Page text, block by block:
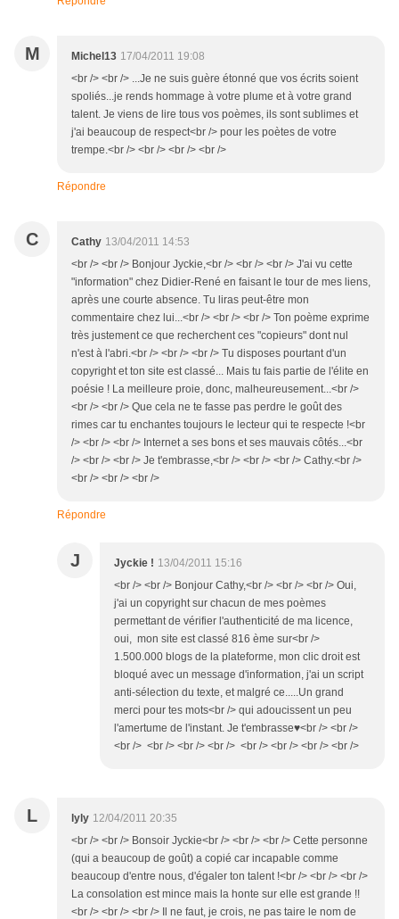
M Michel13 17/04/2011 19:08
<br /> <br /> ...Je ne suis guère étonné que vos écrits soient
spoliés...je rends hommage à votre plume et à votre grand
talent. Je viens de lire tous vos poèmes, ils sont sublimes et
j'ai beaucoup de respect<br /> pour les poètes de votre
trempe.<br /> <br /> <br /> <br />
Répondre
C Cathy 13/04/2011 14:53
<br /> <br /> Bonjour Jyckie,<br /> <br /> <br /> J'ai vu cette
"information" chez Didier-René en faisant le tour de mes liens,
après une courte absence. Tu liras peut-être mon
commentaire chez lui...<br /> <br /> <br /> Ton poème exprime
très justement ce que recherchent ces "copieurs" dont nul
n'est à l'abri.<br /> <br /> <br /> Tu disposes pourtant d'un
copyright et ton site est classé... Mais tu fais partie de l'élite en
poésie ! La meilleure proie, donc, malheureusement...<br />
<br /> <br /> Que cela ne te fasse pas perdre le goût des
rimes car tu enchantes toujours le lecteur qui te respecte !<br
/> <br /> <br /> Internet a ses bons et ses mauvais côtés...<br
/> <br /> <br /> Je t'embrasse,<br /> <br /> <br /> Cathy.<br />
<br /> <br /> <br />
Répondre
J Jyckie ! 13/04/2011 15:16
<br /> <br /> Bonjour Cathy,<br /> <br /> <br /> Oui,
j'ai un copyright sur chacun de mes poèmes
permettant de vérifier l'authenticité de ma licence,
oui, mon site est classé 816 ème sur<br />
1.500.000 blogs de la plateforme, mon clic droit est
bloqué avec un message d'information, j'ai un script
anti-sélection du texte, et malgré ce.....Un grand
merci pour tes mots<br /> qui adoucissent un peu
l'amertume de l'instant. Je t'embrasse♥<br /> <br />
<br /> <br /> <br /> <br /> <br /> <br /> <br /> <br />
L lyly 12/04/2011 20:35
<br /> <br /> Bonsoir Jyckie<br /> <br /> <br /> Cette personne
(qui a beaucoup de goût) a copié car incapable comme
beaucoup d'entre nous, d'égaler ton talent !<br /> <br /> <br />
La consolation est mince mais la honte sur elle est grande !!
<br /> <br /> <br /> Il ne faut, je crois, ne pas taire le nom de